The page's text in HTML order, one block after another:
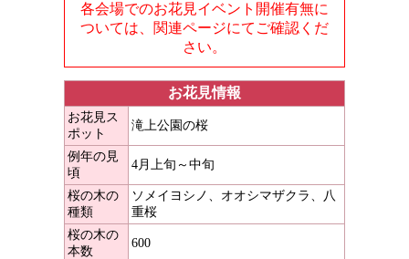
各会場でのお花見イベント開催有無に
ついては、関連ページにてご確認くだ
さい。
お花見情報
お花見ス
ポット
滝上公園の桜
例年の見
頃
4月上旬～中旬
桜の木の
種類
ソメイヨシノ、オオシマザクラ、八
重桜
桜の木の
本数
600